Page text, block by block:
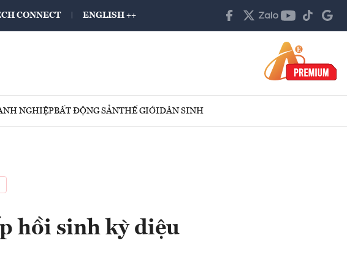
CONNECT ENGLISH ++
NGHIỆPBẤT ĐỘNG SẢNTHẾ GIỚIDÂN SINH
hồi sinh kỳ diệu